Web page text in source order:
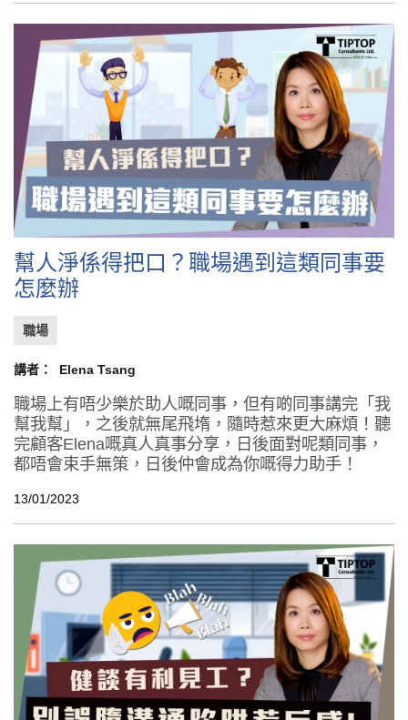
幫人淨係得把口？職場遇到這類同事要
怎麼辦
職場
講者： Elena Tsang
職場上有唔少樂於助人嘅同事，但有啲同事講完「我
幫我幫」，之後就無尾飛堶，隨時惹來更大麻煩！聽
完顧客Elena嘅真人真事分享，日後面對呢類同事，
都唔會束手無策，日後仲會成為你嘅得力助手！
13/01/2023